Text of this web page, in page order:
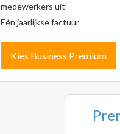
medewerkers uit
Eén jaarlijkse factuur
Kies Business Premium